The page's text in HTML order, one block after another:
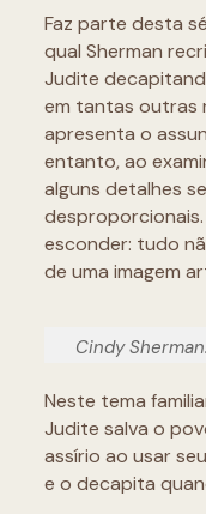
Faz parte desta
qual Sherman
Judite
em tantas outras
apresenta o
entanto, ao
alguns detalhes
esconder: tudo
de uma imagem
Cindy Sherman.
Neste tema
Judite salva o
assírio ao usar
e o decapita